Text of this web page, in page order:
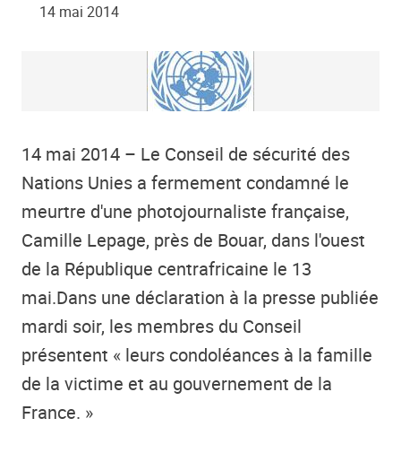
14 mai 2014
14 mai 2014 – Le Conseil de sécurité des
Nations Unies a fermement condamné le
meurtre d'une photojournaliste française,
Camille Lepage, près de Bouar, dans l'ouest
de la République centrafricaine le 13
mai.Dans une déclaration à la presse publiée
mardi soir, les membres du Conseil
présentent « leurs condoléances à la famille
de la victime et au gouvernement de la
France. »